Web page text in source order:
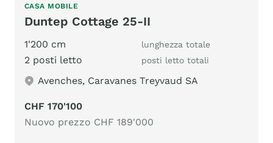
CASA MOBILE
Duntep Cottage 25-II
1'200 cm lunghezza totale
2 posti letto posti letto totali
Avenches, Caravanes Treyvaud SA
CHF 170'100
Nuovo prezzo CHF 189'000